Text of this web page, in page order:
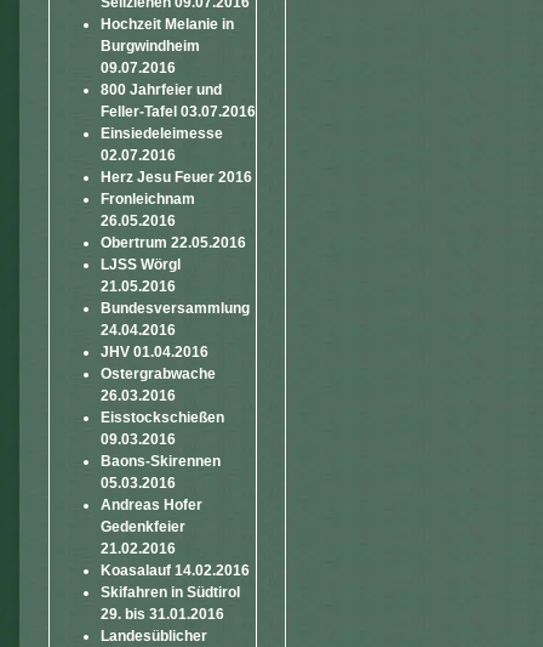
Hochzeit Melanie in
Burgwindheim
09.07.2016
800 Jahrfeier und
Feller-Tafel 03.07.2016
Einsiedeleimesse
02.07.2016
Herz Jesu Feuer 2016
Fronleichnam
26.05.2016
Obertrum 22.05.2016
LJSS Wörgl
21.05.2016
Bundesversammlung
24.04.2016
JHV 01.04.2016
Ostergrabwache
26.03.2016
Eisstockschießen
09.03.2016
Baons-Skirennen
05.03.2016
Andreas Hofer
Gedenkfeier
21.02.2016
Koasalauf 14.02.2016
Skifahren in Südtirol
29. bis 31.01.2016
Landesüblicher